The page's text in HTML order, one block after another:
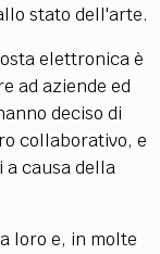
stato dell'arte.
elettronica è
ad aziende ed
deciso di
collaborativo, e
causa della
loro e, in molte